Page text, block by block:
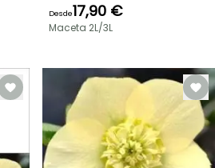
Desde17,90 €
Maceta 2L/3L